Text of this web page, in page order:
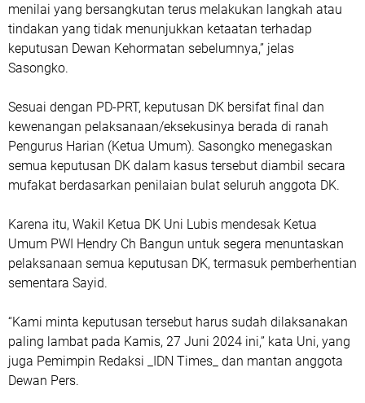
menilai yang bersangkutan terus melakukan langkah atau
tindakan yang tidak menunjukkan ketaatan terhadap
keputusan Dewan Kehormatan sebelumnya,” jelas
Sasongko.
Sesuai dengan PD-PRT, keputusan DK bersifat final dan
kewenangan pelaksanaan/eksekusinya berada di ranah
Pengurus Harian (Ketua Umum). Sasongko menegaskan
semua keputusan DK dalam kasus tersebut diambil secara
mufakat berdasarkan penilaian bulat seluruh anggota DK.
Karena itu, Wakil Ketua DK Uni Lubis mendesak Ketua
Umum PWI Hendry Ch Bangun untuk segera menuntaskan
pelaksanaan semua keputusan DK, termasuk pemberhentian
sementara Sayid.
“Kami minta keputusan tersebut harus sudah dilaksanakan
paling lambat pada Kamis, 27 Juni 2024 ini,” kata Uni, yang
juga Pemimpin Redaksi _IDN Times_ dan mantan anggota
Dewan Pers.